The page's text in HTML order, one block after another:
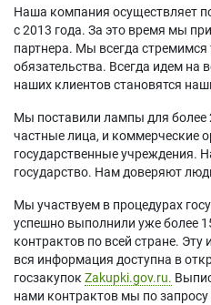
Наша компания осуществляет
с 2013 года. За это время мы
партнера. Мы всегда стремимся
обязательства. Всегда идем на
наших клиентов становятся
Мы поставили лампы для более
частные лица, и коммерческие
государственные учреждения.
государство. Нам доверяют
Мы участвуем в процедурах
успешно выполнили уже более
контрактов по всей стране.
вся информация доступна в
госзакупок Zakupki.gov.ru.
нами контрактов мы по